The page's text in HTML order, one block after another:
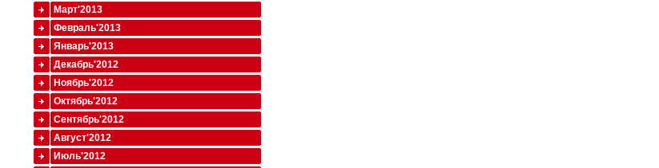
Март'2013
Февраль'2013
Январь'2013
Декабрь'2012
Ноябрь'2012
Октябрь'2012
Сентябрь'2012
Август'2012
Июль'2012